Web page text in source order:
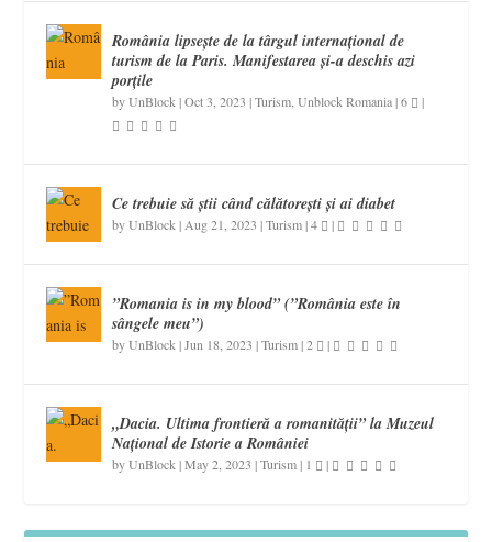
România lipsește de la târgul internațional de
turism de la Paris. Manifestarea și-a deschis azi
porțile
byUnBlock |Oct 3, 2023 |Turism ,Unblock Romania|6 |
Ce trebuie să știi când călătorești și ai diabet
byUnBlock | Aug 21, 2023 |Turism|4 |
”Romania is in my blood” (”România este în
sângele meu”)
byUnBlock |Jun 18, 2023 |Turism|2 |
„Dacia. Ultima frontieră a romanității” la Muzeul
Național de Istorie a României
byUnBlock |May 2, 2023 |Turism| 1 |